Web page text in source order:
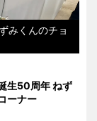
みくんのチョ
生50周年 ねず
ーナー